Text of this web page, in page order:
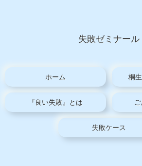
失敗ゼミナール
ホーム 桐
『良い失敗』とは
失敗ケース